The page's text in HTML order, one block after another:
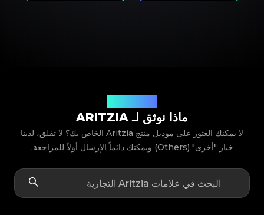
ماذا نوثق لـ ARITZIA
لا يمكنك العثور على موديل منتج Aritzia الخاص بك؟ لا تقلق، لدينا
خيار "أخرى" (Others) ويمكنك دائماً الإرسال أولاً للمراجعة.